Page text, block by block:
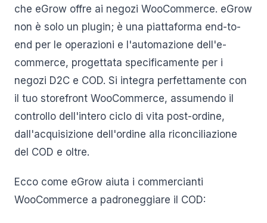
che eGrow offre ai negozi WooCommerce. eGrow
non è solo un plugin; è una piattaforma end-to-
end per le operazioni e l'automazione dell'e-
commerce, progettata specificamente per i
negozi D2C e COD. Si integra perfettamente con
il tuo storefront WooCommerce, assumendo il
controllo dell'intero ciclo di vita post-ordine,
dall'acquisizione dell'ordine alla riconciliazione
del COD e oltre.
Ecco come eGrow aiuta i commercianti
WooCommerce a padroneggiare il COD: